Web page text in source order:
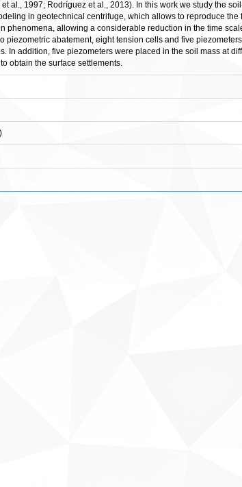
al., 1997; Rodríguez et al., 2013). In this work we study the
in geotechnical centrifuge, which allows to reproduce
phenomena, allowing a considerable reduction in the time
piezometric abatement, eight tension cells and five
In addition, five piezometers were placed in the soil mass at
obtain the surface settlements.